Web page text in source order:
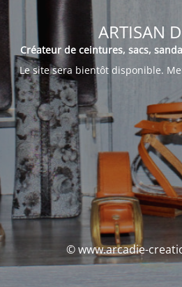
ARTISAN
Créateur de ceintures, sacs,
Le site sera bientôt disponible.
© www.arcadie-